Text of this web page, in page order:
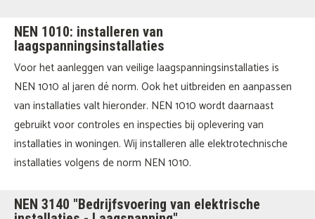
NEN 1010: installeren van
laagspanningsinstallaties
Voor het aanleggen van veilige laagspanningsinstallaties is
NEN 1010 al jaren dé norm. Ook het uitbreiden en aanpassen
van installaties valt hieronder. NEN 1010 wordt daarnaast
gebruikt voor controles en inspecties bij oplevering van
installaties in woningen. Wij installeren alle elektrotechnische
installaties volgens de norm NEN 1010.
NEN 3140 "Bedrijfsvoering van elektrische